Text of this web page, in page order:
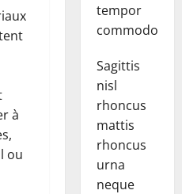
à
ou
tempor
commodo.
Sagittis
nisl
rhoncus
mattis
rhoncus
urna
neque